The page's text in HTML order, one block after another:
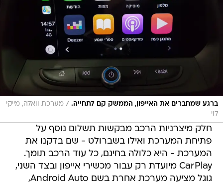
ברגע שמחברים את האייפון, הממשק קם לתחייה. / מערכת וואלה, מייקי
לוי
חלק מיצרניות הרכב מבקשות תשלום נוסף על
פתיחת המערכת ואילו בשברולט - שם בדקנו את
המערכת - היא כלולה בחינם, כל עוד הרכב תומך.
CarPlay מיועדת רק עבור מכשירי אייפון ובצד השני,
גוגל מציעה מערכת אחרת בשם Android Auto,